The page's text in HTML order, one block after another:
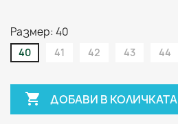
Размер: 40
40 41 42 43 44
 ДОБАВИ В КОЛИЧКАТА